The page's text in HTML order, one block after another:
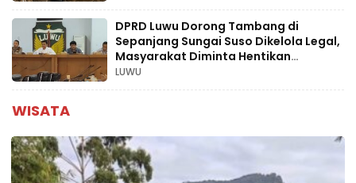
DPRD Luwu Dorong Tambang di
Sepanjang Sungai Suso Dikelola Legal,
Masyarakat Diminta Hentikan
Aktivitas Ilegal
LUWU
WISATA